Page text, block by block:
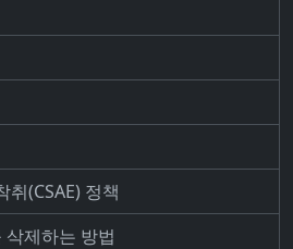
(CSAE) 정책
제하는 방법